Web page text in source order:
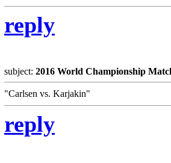
reply
subject: 2016 World Championship
"Carlsen vs. Karjakin"
reply